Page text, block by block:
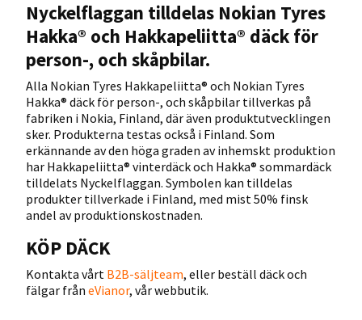
Nyckelflaggan tilldelas Nokian Tyres
Hakka® och Hakkapeliitta® däck för
person-, och skåpbilar.
Alla Nokian Tyres Hakkapeliitta® och Nokian Tyres
Hakka® däck för person-, och skåpbilar tillverkas på
fabriken i Nokia, Finland, där även produktutvecklingen
sker. Produkterna testas också i Finland. Som
erkännande av den höga graden av inhemskt produktion
har Hakkapeliitta® vinterdäck och Hakka® sommardäck
tilldelats Nyckelflaggan. Symbolen kan tilldelas
produkter tillverkade i Finland, med mist 50% finsk
andel av produktionskostnaden.
KÖP DÄCK
Kontakta vårt B2B-säljteam, eller beställ däck och
fälgar från eVianor, vår webbutik.